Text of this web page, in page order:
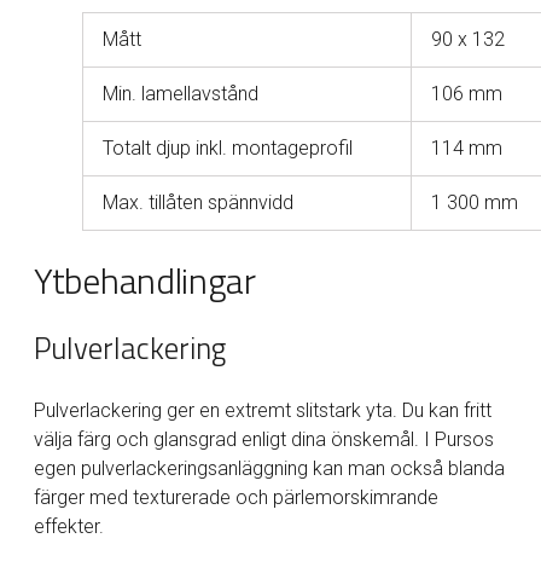
Mått 90 x 132
Min. lamellavstånd 106 mm
Totalt djup inkl. montageprofil 114 mm
Max. tillåten spännvidd 1 300 mm
Ytbehandlingar
Pulverlackering
Pulverlackering ger en extremt slitstark yta. Du kan fritt
välja färg och glansgrad enligt dina önskemål. I Pursos
egen pulverlackeringsanläggning kan man också blanda
färger med texturerade och pärlemorskimrande
effekter.